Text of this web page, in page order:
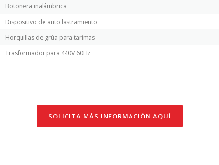
Botonera inalámbrica
Dispositivo de auto lastramiento
Horquillas de grúa para tarimas
Trasformador para 440V 60Hz
SOLICITA MÁS INFORMACIÓN AQUÍ